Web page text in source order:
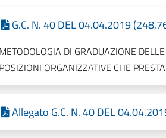
G.C. N. 40 DEL 04.04.2019
METODOLOGIA DI GRADUAZIONE
POSIZIONI ORGANIZZATIVE CHE
Allegato G.C. N. 40 DEL